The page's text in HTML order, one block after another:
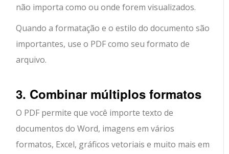
não importa como ou onde forem visualizados.
Quando a formatação e o estilo do documento são
importantes, use o PDF como seu formato de
arquivo.
3. Combinar múltiplos formatos
O PDF permite que você importe texto de
documentos do Word, imagens em vários
formatos, Excel, gráficos vetoriais e muito mais em